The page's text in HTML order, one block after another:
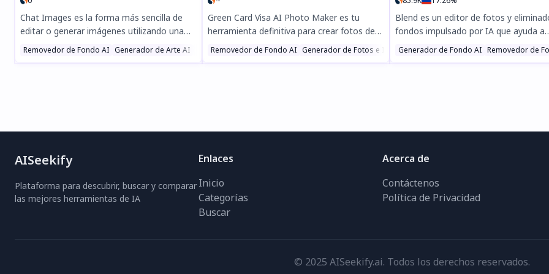
Chat Images es la forma más sencilla de
editar o generar imágenes utilizando una
interfaz de chat. Solo describe lo que
imágenes fluida y potenciada por IA!
Removedor de Fondo AI Generador de Arte AI Generador de Fotos e Imágenes AI
Green Card Visa AI Photo Maker es tu
herramienta definitiva para crear fotos de
inmigración impecables. Redimensiona,
Removedor de Fondo AI Generador de Fotos e Imágenes AI Generador de Fondo AI
Blend es un editor de fotos y
fondos impulsado por IA que ayuda a
vendedores de eCommerce,
Generador de Fondo AI Removedor de
AISeekify
Plataforma para descubrir, buscar y comparar
las mejores herramientas de IA
Enlaces
Inicio
Categorías
Buscar
Acerca de
Contáctenos
Política de Privacidad
© 2025 AISeekify.ai. Todos los derechos reservados.